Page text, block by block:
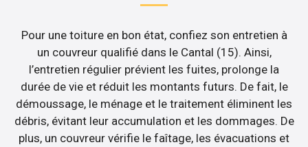
Pour une toiture en bon état, confiez son entretien à
un couvreur qualifié dans le Cantal (15). Ainsi,
l’entretien régulier prévient les fuites, prolonge la
durée de vie et réduit les montants futurs. De fait, le
démoussage, le ménage et le traitement éliminent les
débris, évitant leur accumulation et les dommages. De
plus, un couvreur vérifie le faîtage, les évacuations et